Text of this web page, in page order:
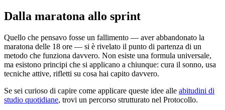
Dalla maratona allo sprint
Quello che pensavo fosse un fallimento — aver abbandonato la
maratona delle 18 ore — si è rivelato il punto di partenza di un
metodo che funziona davvero. Non esiste una formula universale,
ma esistono principi che si applicano a chiunque: cura il sonno, usa
tecniche attive, rifletti su cosa hai capito davvero.
Se sei curioso di capire come applicare queste idee alle abitudini di
studio quotidiane, trovi un percorso strutturato nel Protocollo.